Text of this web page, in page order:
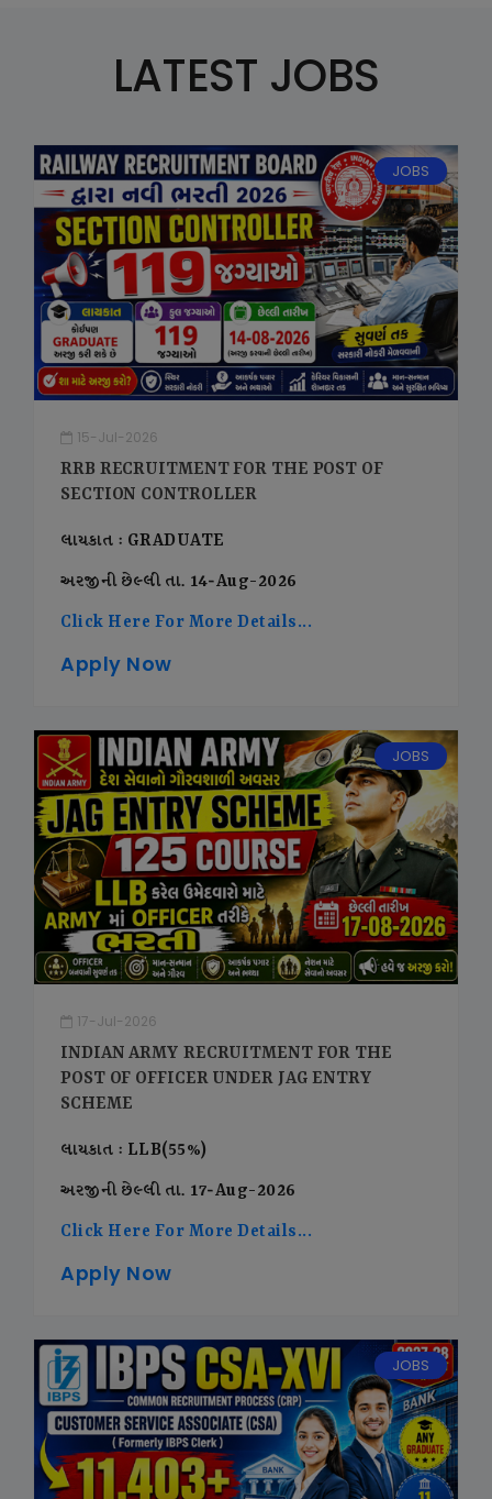
LATEST JOBS
JOBS
15-Jul-2026
RRB RECRUITMENT FOR THE POST OF
SECTION CONTROLLER
લાયકાત : GRADUATE
અરજીની છેલ્લી તા. 14-Aug-2026
Click Here For More Details...
Apply Now
JOBS
17-Jul-2026
INDIAN ARMY RECRUITMENT FOR THE
POST OF OFFICER UNDER JAG ENTRY
SCHEME
લાયકાત : LLB(55%)
અરજીની છેલ્લી તા. 17-Aug-2026
Click Here For More Details...
Apply Now
JOBS